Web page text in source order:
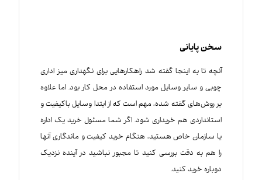
سخن پایانی
آنچه تا به اینجا گفته شد راهکارهایی برای نگهداری میز اداری
چوبی و سایر وسایل مورد استفاده در محل کار بود. اما علاوه
بر روش‌های گفته شده، مهم است که از ابتدا وسایل باکیفیت و
استانداردی هم خریداری شود. اگر شما مسئول خرید یک اداره
یا سازمان خاص هستید، هنگام خرید کیفیت و ماندگاری آنها
را هم به دقت بررسی کنید تا مجبور نباشید در آینده نزدیک
دوباره خرید کنید.